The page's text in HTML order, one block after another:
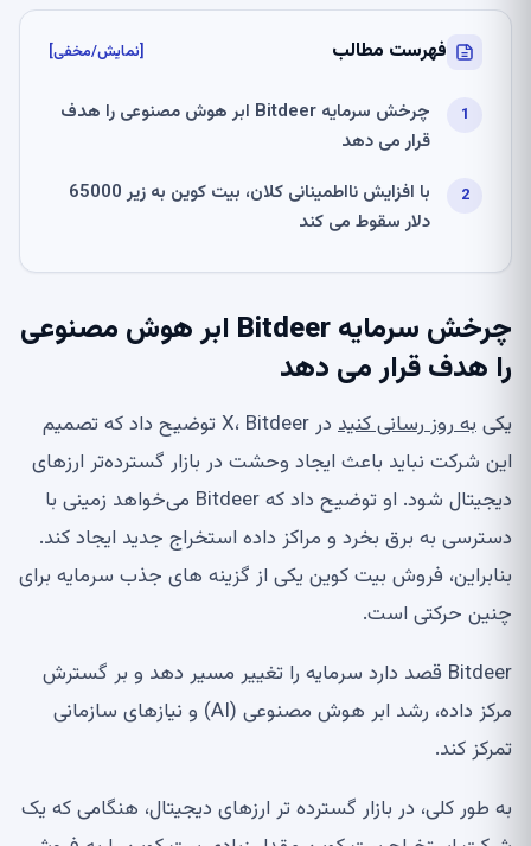
فهرست مطالب [نمایش/مخفی]
چرخش سرمایه Bitdeer ابر هوش مصنوعی را هدف
قرار می دهد
با افزایش نااطمینانی کلان، بیت کوین به زیر 65000
دلار سقوط می کند
چرخش سرمایه Bitdeer ابر هوش مصنوعی
را هدف قرار می دهد
یکیبه روز رسانی کنید
در X، Bitdeer توضیح داد که تصمیم
این شرکت نباید باعث ایجاد وحشت در بازار گسترده‌تر ارزهای
دیجیتال شود. او توضیح داد که Bitdeer می‌خواهد زمینی با
دسترسی به برق بخرد و مراکز داده استخراج جدید ایجاد کند.
بنابراین، فروش بیت کوین یکی از گزینه های جذب سرمایه برای
چنین حرکتی است.
Bitdeer قصد دارد سرمایه را تغییر مسیر دهد و بر گسترش
مرکز داده، رشد ابر هوش مصنوعی (AI) و نیازهای سازمانی
تمرکز کند.
به طور کلی، در بازار گسترده تر ارزهای دیجیتال، هنگامی که یک